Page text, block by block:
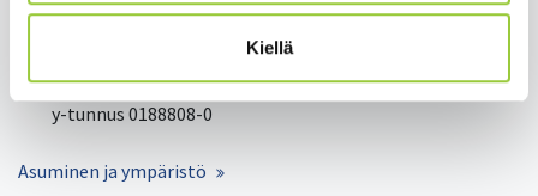
Kiellä
Salmelankuja 1, 88300 Paltamo
paltamon.kunta(at)paltamo.fi
y-tunnus 0188808-0
Asuminen ja ympäristö